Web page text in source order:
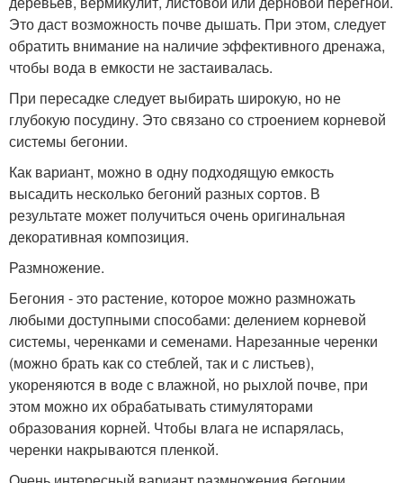
Это даст возможность почве дышать. При этом, следует
обратить внимание на наличие эффективного дренажа,
чтобы вода в емкости не застаивалась.
При пересадке следует выбирать широкую, но не
глубокую посудину. Это связано со строением корневой
системы бегонии.
Как вариант, можно в одну подходящую емкость
высадить несколько бегоний разных сортов. В
результате может получиться очень оригинальная
декоративная композиция.
Размножение.
Бегония - это растение, которое можно размножать
любыми доступными способами: делением корневой
системы, черенками и семенами. Нарезанные черенки
(можно брать как со стеблей, так и с листьев),
укореняются в воде с влажной, но рыхлой почве, при
этом можно их обрабатывать стимуляторами
образования корней. Чтобы влага не испарялась,
черенки накрываются пленкой.